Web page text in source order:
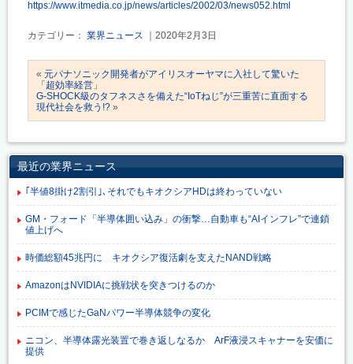
https://www.itmedia.co.jp/news/articles/2002/03/news052.html
カテゴリー： 業界ニュース ｜2020年2月3日
« 元パナソニック開発者がアイリスオーヤマに入社して驚いた
「超効率経営」
G-SHOCK級のタフネスさを備えた“IoTねじ”が三重苦に直面する
現代社会を救う!? »
最近の業界ニュース
｢半値8掛け2割引｣､それでもキオクシアHDは終わっていない
GM・フォード「半導体囲い込み」の衝撃…自動車も“AIインフレ”で連鎖
値上げへ
時価総額45兆円に キオクシア復活劇を支えたNAND戦略
AmazonはNVIDIAに挑戦状を突きつけるのか
PCIMで感じたGaNパワー半導体競争の変化
ニコン、半導体露光装置で巻き返しなるか ArF液浸スキャナーを安価に
提供